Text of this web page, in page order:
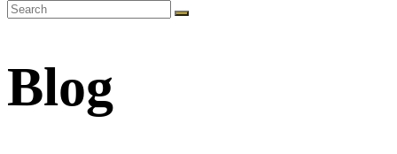
Blog